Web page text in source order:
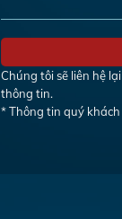
Chúng tôi sẽ liên hệ
thông tin.
* Thông tin quý